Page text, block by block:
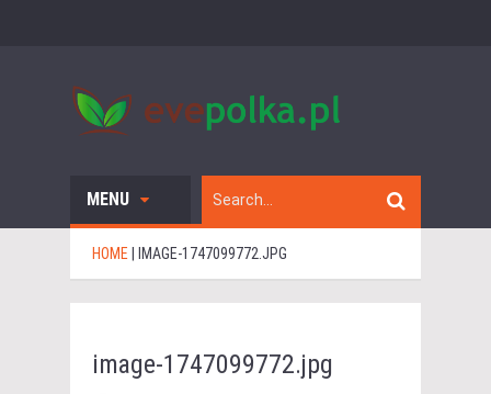
MENU
HOME | IMAGE-1747099772.JPG
image-1747099772.jpg